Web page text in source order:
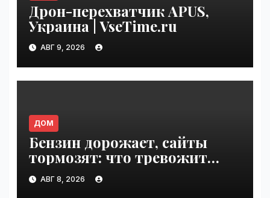
Дрон-перехватчик APUS,
Украина | VseTime.ru
АВГ 9, 2026
ДОМ
Бензин дорожает, сайты
тормозят: что тревожит
россиян больше? |
VseTime.ru
АВГ 8, 2026